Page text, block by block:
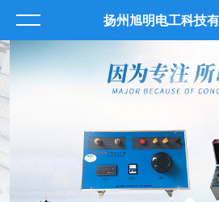
扬州旭明电工科技